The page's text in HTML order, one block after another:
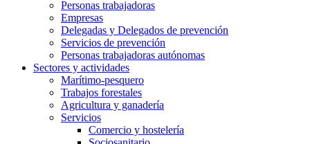
Personas trabajadoras
Empresas
Delegadas y Delegados de prevención
Servicios de prevención
Personas trabajadoras autónomas
Sectores y actividades
Marítimo-pesquero
Trabajos forestales
Agricultura y ganadería
Servicios
Comercio y hostelería